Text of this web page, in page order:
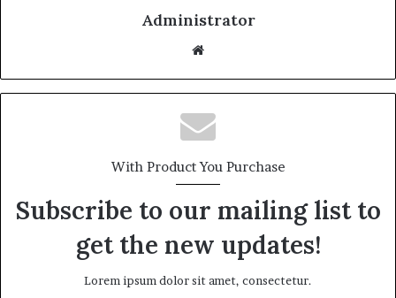
Administrator
Website
With Product You Purchase
Subscribe to our mailing list to
get the new updates!
Lorem ipsum dolor sit amet, consectetur.